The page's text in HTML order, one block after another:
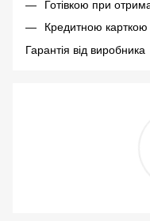
Готівкою при
Кредитною карткою
Гарантія від виробника